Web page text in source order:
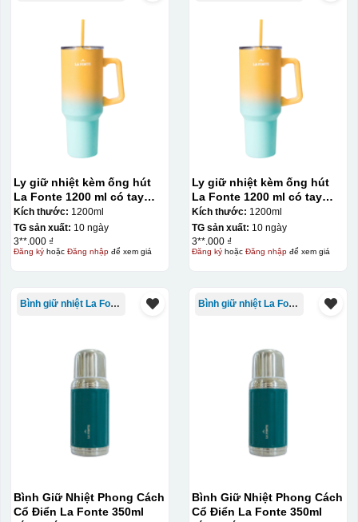
Chất liệu:
Ly giữ nhiệt kèm ống hút
La Fonte 1200 ml có tay
cầm – 012317
Kích thước: 1200ml
TG sản xuất: 10 ngày
3**.000 ₫
Đăng kýhoặc Đăng nhậpđể xem giá
Ly giữ nhiệt kèm ống hút
La Fonte 1200 ml có tay
cầm – 012317
Kích thước: 1200ml
TG sản xuất: 10 ngày
3**.000 ₫
Đăng kýhoặc Đăng nhậpđể xem giá
Bình giữ nhiệt La Fonte
Bình Giữ Nhiệt Phong Cách
Cổ Điển La Fonte 350ml
Bình giữ nhiệt La Fonte
Bình Giữ Nhiệt Phong Cách
Cổ Điển La Fonte 350ml